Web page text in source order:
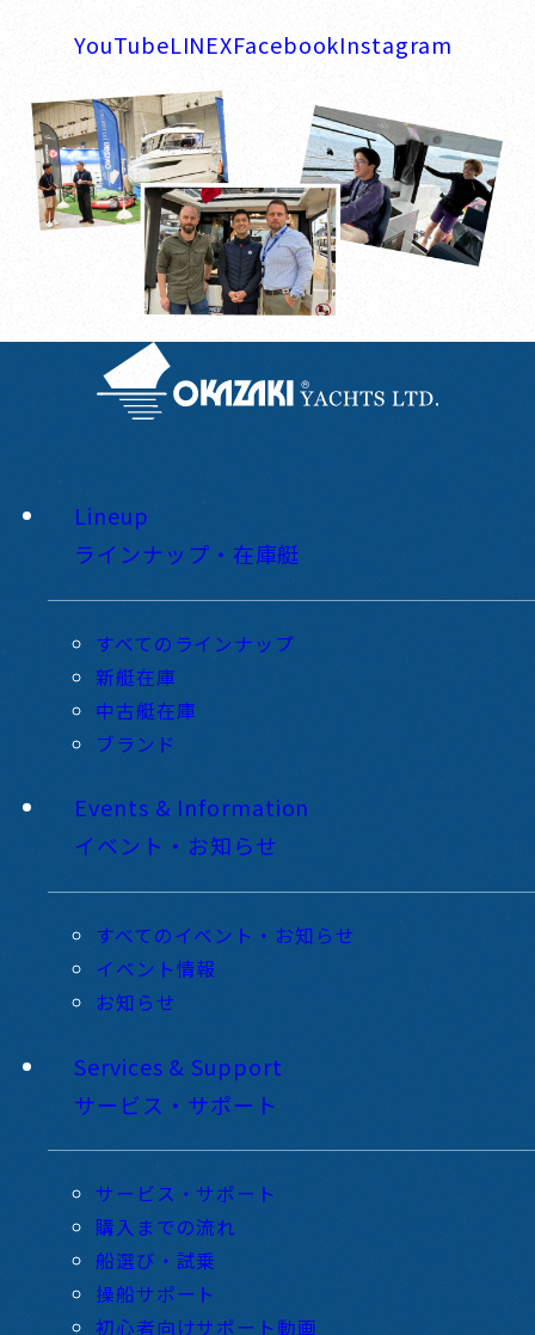
YouTubeLINEXFacebookInstagram
Lineup
ラインナップ・在庫艇
すべてのラインナップ
新艇在庫
中古艇在庫
ブランド
Events & Information
イベント・お知らせ
すべてのイベント・お知らせ
イベント情報
お知らせ
Services & Support
サービス・サポート
サービス・サポート
購入までの流れ
船選び・試乗
操船サポート
初心者向けサポート動画